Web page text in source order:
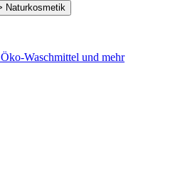
Öko-Waschmittel und mehr